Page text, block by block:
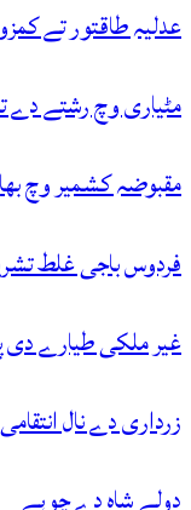
عدلیہ طاقتور تے
مٹیاری وچ رشتے دے تنازع
مقبوضہ کشمیر وچ بھارتی مظالم، 120دناں وچ
فردوس باجی غلط
غیر ملکی طیارے دی
زرداری دے نال